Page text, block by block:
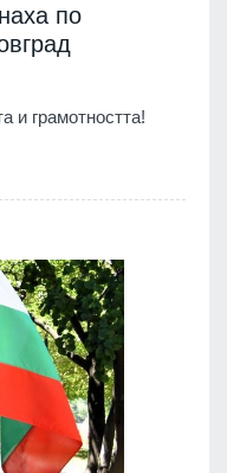
по
и грамотността!